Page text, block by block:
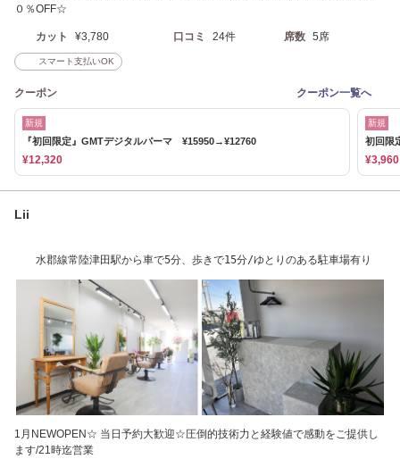
０％OFF☆
カット ¥3,780 口コミ 24件 席数 5席
スマート支払いOK
クーポン クーポン一覧へ
新規
『初回限定』GMTデジタルパーマ ¥15950→¥12760
¥12,320
新規
初回限
¥3,960
Lii
水郡線常陸津田駅から車で5分、歩きで15分/ゆとりのある駐車場有り
1月NEWOPEN☆ 当日予約大歓迎☆圧倒的技術力と経験値で感動をご提供し
ます/21時迄営業